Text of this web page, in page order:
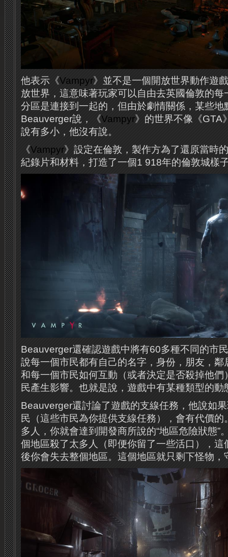
他表示《Vampyr》並不是一個開放世界動作遊
放世界，這意味著玩家可以自由去英國倫敦的
分區是連接到一起的，但由於劇情關係，某些地
Beauverger說，《Vampyr》的世界不像《GTA
說有多小，他沒有說。
《Vampyr》設定在倫敦，製作方為了還原當時
紀錄片和材料，打造了一個1 918年的倫敦城樣
Beauverger還確認遊戲中將有60多種不同的市
說每一個市民都有自己的名字，身份，朋友，鄰
和每一個市民如何互動（或者決定是否殺掉他們
民產生影響。也就是說，遊戲中有某種類型的動
Beauverger還討論了遊戲的支線任務，他說如
民（這些市民為你提供支線任務），會有代價
多人，你就會達到開發商所說的“地區危險狀態”
個地區殺了太多人（即便你留了一些活口），這
後你會失去整個地區。這個地區就只剩下怪物，